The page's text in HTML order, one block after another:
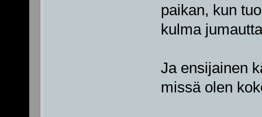
paikan, kun
kulma
Ja ensijainen
missä olen